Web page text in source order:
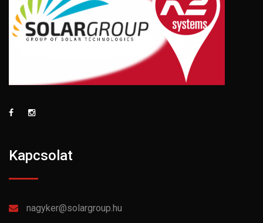
Kapcsolat
nagyker@solargroup.hu